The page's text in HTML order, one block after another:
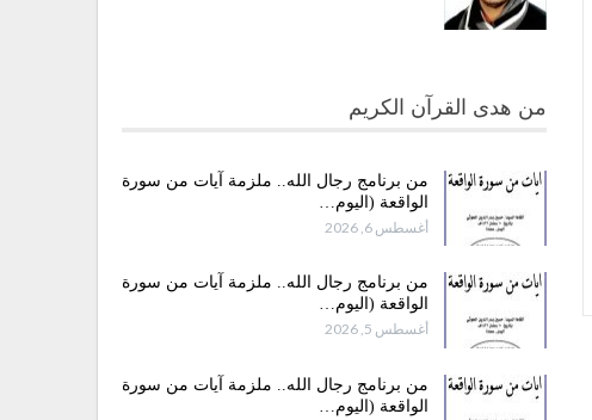
من هدى القرآن الكريم
من برنامج رجال الله.. ملزمة آيات من سورة
الواقعة (اليوم…
أغسطس 6, 2026
من برنامج رجال الله.. ملزمة آيات من سورة
الواقعة (اليوم…
أغسطس 5, 2026
من برنامج رجال الله.. ملزمة آيات من سورة
الواقعة (اليوم…